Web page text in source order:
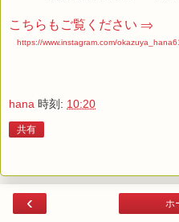
こちらもご覧ください ⇒
https://www.instagram.com/
hana 時刻: 10:20
共有
‹ ホ